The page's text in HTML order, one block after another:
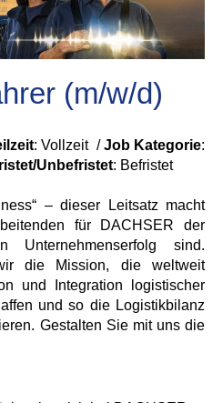
(m/w/d)
: Vollzeit /Job Kategorie:
Unbefristet: Befristet
– dieser Leitsatz macht
für DACHSER der
Unternehmenserfolg sind.
die Mission, die weltweit
und Integration logistischer
und so die Logistikbilanz
Gestalten Sie mit uns die